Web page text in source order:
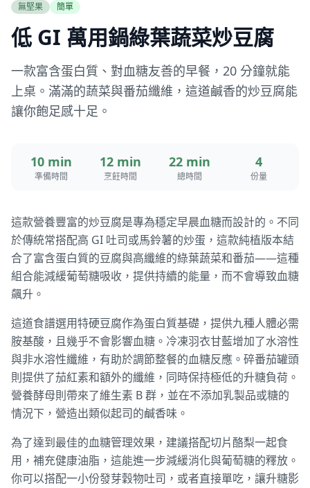
無堅果
簡單
低 GI 萬用鍋綠葉蔬菜炒豆腐
一款富含蛋白質、對血糖友善的早餐，20 分鐘就能
上桌。滿滿的蔬菜與番茄纖維，這道鹹香的炒豆腐能
讓你飽足感十足。
10 min
準備時間
12 min
烹飪時間
22 min
總時間
4
份量
這款營養豐富的炒豆腐是專為穩定早晨血糖而設計的。不同
於傳統常搭配高 GI 吐司或馬鈴薯的炒蛋，這款純植版本結
合了富含蛋白質的豆腐與高纖維的綠葉蔬菜和番茄——這種
組合能減緩葡萄糖吸收，提供持續的能量，而不會導致血糖
飆升。
這道食譜選用特硬豆腐作為蛋白質基礎，提供九種人體必需
胺基酸，且幾乎不會影響血糖。冷凍羽衣甘藍增加了水溶性
與非水溶性纖維，有助於調節整餐的血糖反應。碎番茄罐頭
則提供了茄紅素和額外的纖維，同時保持極低的升糖負荷。
營養酵母則帶來了維生素 B 群，並在不添加乳製品或糖的
情況下，營造出類似起司的鹹香味。
為了達到最佳的血糖管理效果，建議搭配切片酪梨一起食
用，補充健康油脂，這能進一步減緩消化與葡萄糖的釋放。
你可以搭配一小份發芽穀物吐司，或者直接單吃，讓升糖影